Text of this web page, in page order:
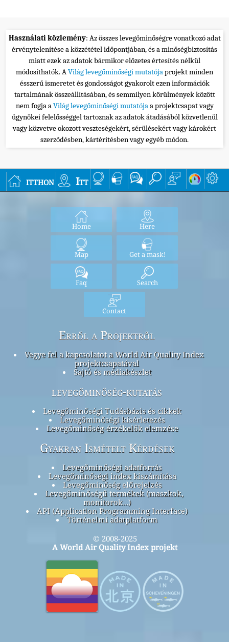
Használati közlemény: Az összes levegőminőségre vonatkozó adat
érvénytelenítése a közzététel időpontjában, és a minőségbiztosítás
miatt ezek az adatok bármikor előzetes értesítés nélkül
módosíthatók. AVilág levegőminőségi mutatójaprojekt minden
ésszerű ismeretet és gondosságot gyakorolt ezen információk
tartalmának összeállításában, és semmilyen körülmények között
nem fogja aVilág levegőminőségi mutatójaa projektcsapat vagy
ügynökei felelősséggel tartoznak az adatok átadásából közvetlenül
vagy közvetve okozott veszteségekért, sérülésekért vagy károkért
szerződésben, kártérítésben vagy egyéb módon.
itthon Itt
Home Here
Map Get a mask!
Faq Search
Contact
Erről a Projektről
Vegye fel a kapcsolatot a World Air Quality Index
projektcsapatával
Sajtó és médiakészlet
levegőminőség-kutatás
Levegőminőségi Tudásbázis és cikkek
Levegőminőségi kísérletezés
Levegőminőség-érzékelők elemzése
Gyakran Ismételt Kérdések
Levegőminőségi adatforrás
Levegőminőségi index kiszámítása
Levegőminőség előrejelzés
Levegőminőségű termékek (maszkok,
monitorok…)
API (Application Programming Interface)
Történelmi adatplatform
© 2008-2025
A World Air Quality Index projekt